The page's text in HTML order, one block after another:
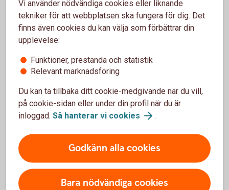
Gör kreditupplysning på nya kunder
Var tydlig med betalningsvillkor
Fakturera direkt efter utfört arbete
Skicka påminnelser snabbt om betalning
uteblir
Begrepp att känna till när kunder
inte betalar
Betalningspåminnelse
En betalningspåminnelse skickas när en faktura inte
Vi använder nödvändiga cookies eller liknande
tekniker för att webbplatsen ska fungera för dig. Det
finns även cookies du kan välja som förbättrar din
upplevelse:
Funktioner, prestanda och statistik
Relevant marknadsföring
Du kan ta tillbaka ditt cookie-medgivande när du vill,
på cookie-sidan eller under din profil när du är
inloggad. Så hanterar vi cookies .
Godkänn alla cookies
Bara nödvändiga cookies